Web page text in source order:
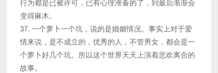
行为都是已被许可，已有心理准备的了，到最后渐渐会
变得麻木。
37. 一个萝卜一个坑，说的是婚姻情况。事实上对于爱
情来说，是不成立的，优秀的人，不管男女，都会是一
个萝卜好几个坑。所以这个世界天天上演着悲欢离合的
故事。